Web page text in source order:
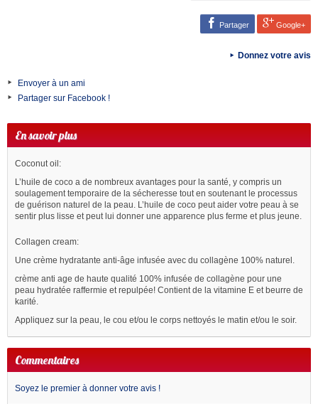
Partager Google+
Donnez votre avis
Envoyer à un ami
Partager sur Facebook !
En savoir plus
Coconut oil:
L’huile de coco a de nombreux avantages pour la santé, y compris un
soulagement temporaire de la sécheresse tout en soutenant le processus
de guérison naturel de la peau. L’huile de coco peut aider votre peau à se
sentir plus lisse et peut lui donner une apparence plus ferme et plus jeune.
Collagen cream:
Une crème hydratante anti-âge infusée avec du collagène 100% naturel.
crème anti age de haute qualité 100% infusée de collagène pour une
peau hydratée raffermie et repulpée! Contient de la vitamine E et beurre de
karité.
Appliquez sur la peau, le cou et/ou le corps nettoyés le matin et/ou le soir.
Commentaires
Soyez le premier à donner votre avis !